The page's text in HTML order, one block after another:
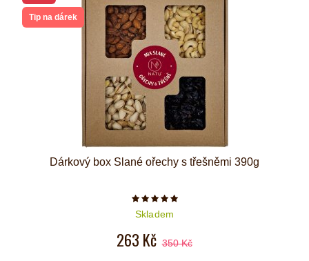
Tip na dárek
Dárkový box Slané ořechy s třešněmi 390g
Počet hvězdiček je 5 z 5
Skladem
263 Kč 350 Kč